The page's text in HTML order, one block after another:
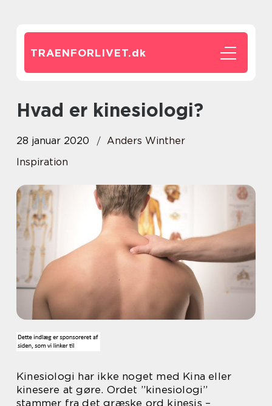
TRAENFORLIVET.dk
Hvad er kinesiologi?
28 januar 2020
Anders Winther
Inspiration
Kinesiologi har ikke noget med Kina eller
kinesere at gøre. Ordet ”kinesiologi”
stammer fra det græske ord kinesis –